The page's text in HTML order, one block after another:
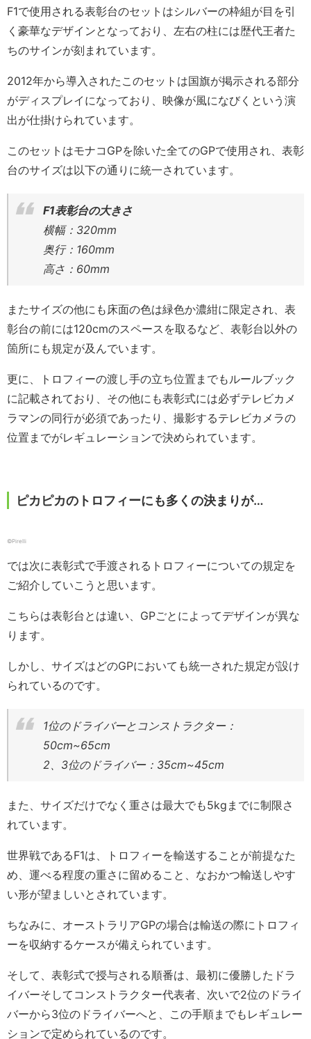
F1で使用される表彰台のセットはシルバーの枠組が目を引
く豪華なデザインとなっており、左右の柱には歴代王者た
ちのサインが刻まれています。
2012年から導入されたこのセットは国旗が掲示される部分
がディスプレイになっており、映像が風になびくという演
出が仕掛けられています。
このセットはモナコGPを除いた全てのGPで使用され、表彰
台のサイズは以下の通りに統一されています。
F1表彰台の大きさ
横幅：320mm
奥行：160mm
高さ：60mm
またサイズの他にも床面の色は緑色か濃紺に限定され、表
彰台の前には120cmのスペースを取るなど、表彰台以外の
箇所にも規定が及んでいます。
更に、トロフィーの渡し手の立ち位置までもルールブック
に記載されており、その他にも表彰式には必ずテレビカメ
ラマンの同行が必須であったり、撮影するテレビカメラの
位置までがレギュレーションで決められています。
ピカピカのトロフィーにも多くの決まりが…
©Pirelli
では次に表彰式で手渡されるトロフィーについての規定を
ご紹介していこうと思います。
こちらは表彰台とは違い、GPごとによってデザインが異な
ります。
しかし、サイズはどのGPにおいても統一された規定が設け
られているのです。
1位のドライバーとコンストラクター：
50cm~65cm
2、3位のドライバー：35cm~45cm
また、サイズだけでなく重さは最大でも5kgまでに制限さ
れています。
世界戦であるF1は、トロフィーを輸送することが前提なた
め、運べる程度の重さに留めること、なおかつ輸送しやす
い形が望ましいとされています。
ちなみに、オーストラリアGPの場合は輸送の際にトロフィ
ーを収納するケースが備えられています。
そして、表彰式で授与される順番は、最初に優勝したドラ
イバーそしてコンストラクター代表者、次いで2位のドライ
バーから3位のドライバーへと、この手順までもレギュレー
ションで定められているのです。